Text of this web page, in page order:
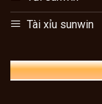
Tài xỉu sunwin
THÔNG TIN LIÊN HỆ